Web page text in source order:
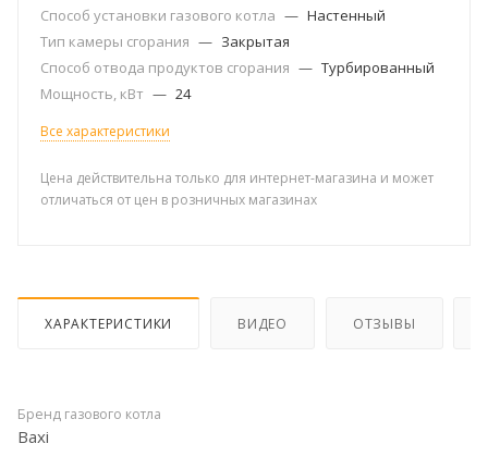
Способ установки газового котла — Настенный
Тип камеры сгорания — Закрытая
Способ отвода продуктов сгорания — Турбированный
Мощность, кВт — 24
Все характеристики
Цена действительна только для интернет-магазина и может
отличаться от цен в розничных магазинах
ХАРАКТЕРИСТИКИ ВИДЕО ОТЗЫВЫ
Бренд газового котла
Baxi